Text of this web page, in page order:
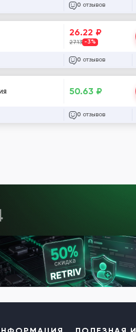
0 отзывов
26.22 ₽
27.13 -3%
0 отзывов
50.63 ₽
0 отзывов